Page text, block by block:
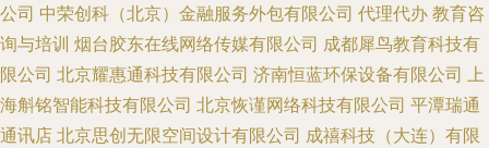
公司 中荣创科（北京）金融服务外包有限公司 代理代办 教育咨
询与培训 烟台胶东在线网络传媒有限公司 成都犀鸟教育科技有
限公司 北京耀惠通科技有限公司 济南恒蓝环保设备有限公司 上
海斛铭智能科技有限公司 北京恢谨网络科技有限公司 平潭瑞通
通讯店 北京思创无限空间设计有限公司 成禧科技（大连）有限